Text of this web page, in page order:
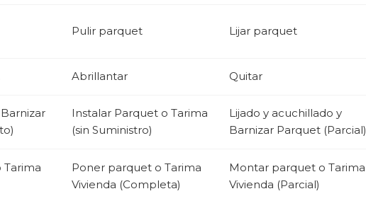
Pulir parquet Lijar parquet
Abrillantar Quitar
Instalar Parquet o Tarima
(sin Suministro)
Lijado y acuchillado y
Barnizar Parquet (Parcial)
Poner parquet o Tarima
Vivienda (Completa)
Montar parquet o Tarima
Vivienda (Parcial)